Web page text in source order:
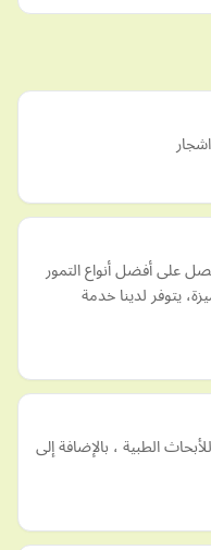
على أفضل أنواع التمور
يتوفر لدينا خدمة
الطبية ، بالإضافة إلى